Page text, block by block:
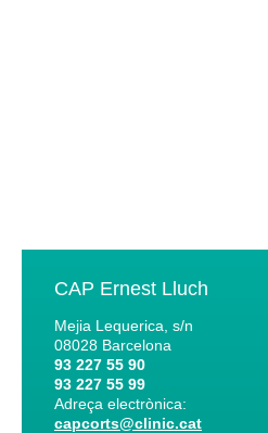
CAP Ernest Lluch
Mejia Lequerica, s/n
08028 Barcelona
93 227 55 90
93 227 55 99
Adreça electrònica:
capcorts@clinic.cat